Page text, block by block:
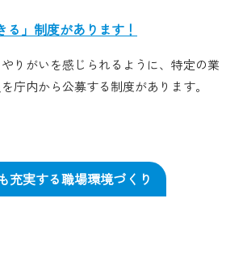
る」制度があります！
りがいを感じられるように、特定の業
庁内から公募する制度があります。
充実する職場環境づくり